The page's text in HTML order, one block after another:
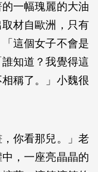
一幅瑰麗的大油
材自歐洲，只有
這個女子不會是
知道？我覺得這
稱了。」小魏很
，你看那兒。」老
，一座亮晶晶的